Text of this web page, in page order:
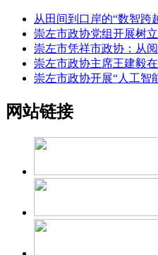
从田间到口岸的“数智
崇左市政协党组开展树
崇左市凭祥市政协：从
崇左市政协主席王建毅
崇左市政协开展“人工智
网站链接